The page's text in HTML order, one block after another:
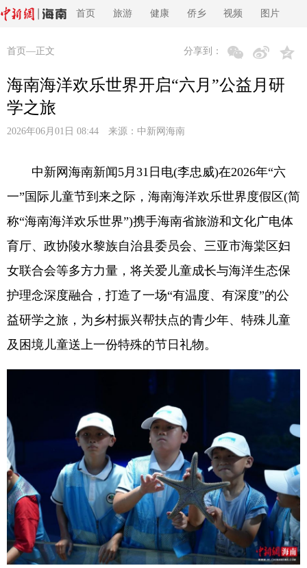
首页 旅游 健康 侨乡 视频 图片
首页 —正文 分享到：
海南海洋欢乐世界开启“六月”公益月研
学之旅
2026年06月01日 08:44 来源： 中新网海南
中新网海南新闻5月31日电(李忠威)在2026年“六
一”国际儿童节到来之际，海南海洋欢乐世界度假区(简
称“海南海洋欢乐世界”)携手海南省旅游和文化广电体
育厅、政协陵水黎族自治县委员会、三亚市海棠区妇
女联合会等多方力量，将关爱儿童成长与海洋生态保
护理念深度融合，打造了一场“有温度、有深度”的公
益研学之旅，为乡村振兴帮扶点的青少年、特殊儿童
及困境儿童送上一份特殊的节日礼物。